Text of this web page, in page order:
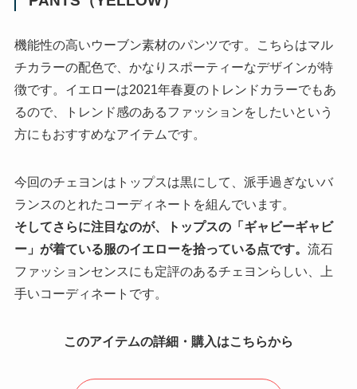
機能性の高いウーブン素材のパンツです。こちらはマル
チカラーの配色で、かなりスポーティーなデザインが特
徴です。イエローは2021年春夏のトレンドカラーでもあ
るので、トレンド感のあるファッションをしたいという
方にもおすすめなアイテムです。
今回のチェヨンはトップスは黒にして、派手過ぎないバ
ランスのとれたコーディネートを組んでいます。
そしてさらに注目なのが、トップスの「ギャビーギャビ
ー」が着ている服のイエローを拾っている点です。 流石
ファッションセンスにも定評のあるチェヨンらしい、上
手いコーディネートです。
このアイテムの詳細・購入はこちらから